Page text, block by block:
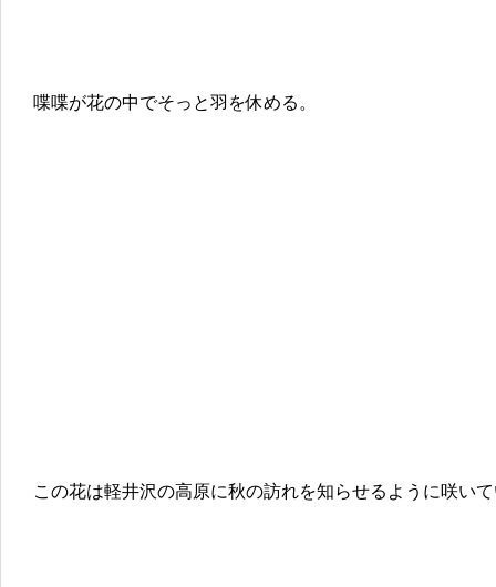
喋喋が花の中でそっと羽を休める。
この花は軽井沢の高原に秋の訪れを知らせるように咲い